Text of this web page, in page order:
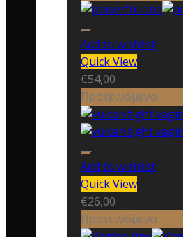
Add to wishlist
Quick View
€54,00
Προτεινόμενο
Add to wishlist
Quick View
€26,00
Προτεινόμενο